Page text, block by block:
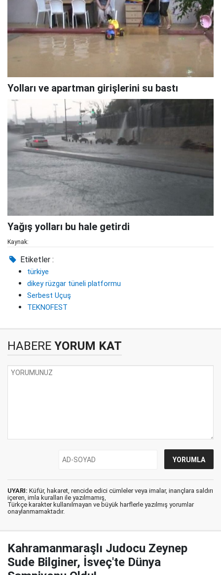
Yolları ve apartman girişlerini su bastı
Yağış yolları bu hale getirdi
Kaynak:
Etiketler :
türkiye
dikey rüzgar tüneli platformu
Serbest Uçuş
TEKNOFEST
HABERE YORUM KAT
UYARI: Küfür, hakaret, rencide edici cümleler veya imalar, inançlara saldırı
içeren, imla kuralları ile yazılmamış,
Türkçe karakter kullanılmayan ve büyük harflerle yazılmış yorumlar
onaylanmamaktadır.
Kahramanmaraşlı Judocu Zeynep
Sude Bilginer, İsveç'te Dünya